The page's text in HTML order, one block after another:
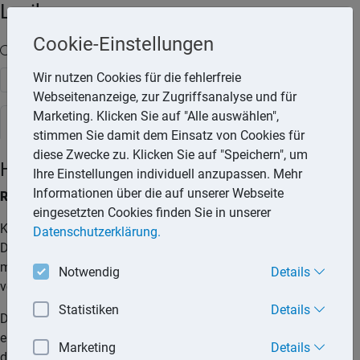
Lexika
Volltext-Suche in den Lexika
Suchen
Steuerlexikon
Haushaltshilfe
Rechtslage seit 01.01.2009:
Kosten für haushaltsnahe Beschäftigungsverhältnisse und
Dienstleistungen gem. 35a EStG werden steuerlich einheitlich
mit 20 % der Aufwendungen und bis zu einem Jahresbetrag
von 4.000,– € gefördert:
Die beiden Pflegepauschbeträge nach § 33a Abs. 3 EStG
entfallen und werden in § 35a EStG einbezogen. Damit kann
Cookie-Einstellungen
Wir nutzen Cookies für die fehlerfreie
Webseitenanzeige, zur Zugriffsanalyse und für
Marketing. Klicken Sie auf "Alle auswählen",
stimmen Sie damit dem Einsatz von Cookies für
diese Zwecke zu. Klicken Sie auf "Speichern", um
Ihre Einstellungen individuell anzupassen. Mehr
Informationen über die auf unserer Webseite
eingesetzten Cookies finden Sie in unserer
Datenschutzerklärung.
Notwendig Details
Statistiken Details
Marketing Details